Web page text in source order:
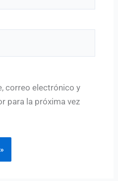
correo electrónico y
para la próxima vez